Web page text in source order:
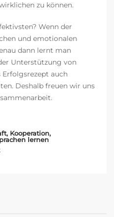
zu können.
Wenn der
und emotionalen
dann lernt man
Unterstützung von
Erfolgsrezept auch
Deshalb freuen wir uns
, Kooperation,
lernen
für EDVEC – unser neuer